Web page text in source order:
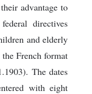
advantage to
directives
and elderly
French format
The dates
with eight